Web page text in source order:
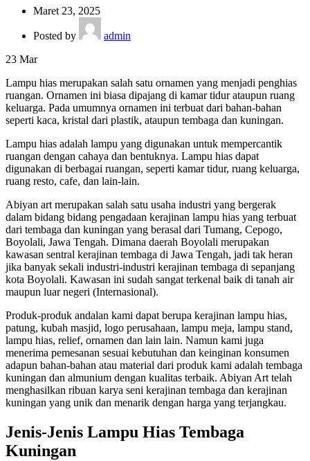
Maret 23, 2025
Posted by
admin
23 Mar
Lampu hias merupakan salah satu ornamen yang menjadi penghias
ruangan. Ornamen ini biasa dipajang di kamar tidur ataupun ruang
keluarga. Pada umumnya ornamen ini terbuat dari bahan-bahan
seperti kaca, kristal dari plastik, ataupun tembaga dan kuningan.
Lampu hias adalah lampu yang digunakan untuk mempercantik
ruangan dengan cahaya dan bentuknya. Lampu hias dapat
digunakan di berbagai ruangan, seperti kamar tidur, ruang keluarga,
ruang resto, cafe, dan lain-lain.
Abiyan art merupakan salah satu usaha industri yang bergerak
dalam bidang bidang pengadaan kerajinan lampu hias yang terbuat
dari tembaga dan kuningan yang berasal dari Tumang, Cepogo,
Boyolali, Jawa Tengah. Dimana daerah Boyolali merupakan
kawasan sentral kerajinan tembaga di Jawa Tengah, jadi tak heran
jika banyak sekali industri-industri kerajinan tembaga di sepanjang
kota Boyolali. Kawasan ini sudah sangat terkenal baik di tanah air
maupun luar negeri (Internasional).
Produk-produk andalan kami dapat berupa kerajinan lampu hias,
patung, kubah masjid, logo perusahaan, lampu meja, lampu stand,
lampu hias, relief, ornamen dan lain lain. Namun kami juga
menerima pemesanan sesuai kebutuhan dan keinginan konsumen
adapun bahan-bahan atau material dari produk kami adalah tembaga
kuningan dan almunium dengan kualitas terbaik. Abiyan Art telah
menghasilkan ribuan karya seni kerajinan tembaga dan kerajinan
kuningan yang unik dan menarik dengan harga yang terjangkau.
Jenis-Jenis Lampu Hias Tembaga
Kuningan